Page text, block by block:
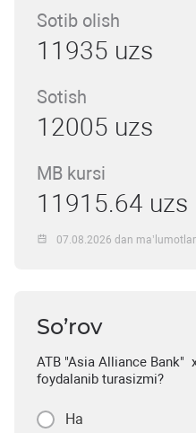
Sotib olish
11935 uzs
Sotish
12005 uzs
MB kursi
11915.64 uzs
07.08.2026 dan ma’lumotlar
So’rov
ATB "Asia Alliance Bank"
foydalanib turasizmi?
Ha